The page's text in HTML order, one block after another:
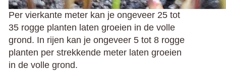
Per vierkante meter kan je ongeveer 25 tot
35 rogge planten laten groeien in de volle
grond. In rijen kan je ongeveer 5 tot 8 rogge
planten per strekkende meter laten groeien
in de volle grond.